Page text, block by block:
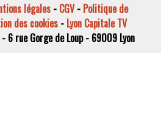
légales - CGV- Politique de
des cookies- Lyon Capitale TV
6 rue Gorge de Loup - 69009 Lyon